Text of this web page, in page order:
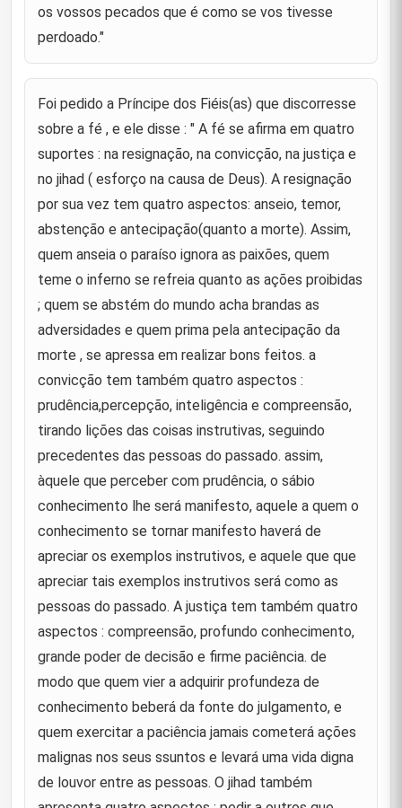
6
"Aquele que se auto-admira atrai muitos oponentes
para si; a caridade é uma cura eficiente; as ações
das pessoas na vida presente estarão diante de
seus olhos n
"Quão maravilhoso é o humano, que fala com
gordura,conversa com um pedaço de carne, ouve
com um osso e respira através de um buraco."
8
"Quando este mundo avança em direção a alguém
(com seus favores), ele lhe atribui o bem do outro,
e quando dele foge, o priva do seu próprio bem."
9
"Tratai as pessoas de maneira tal, que se
morrerdes, chorarão por vós e se viverdes,
ansiarão por estar convosco."
10
"Quando adquirirides poder sobre o vosso
adversário, perdoai-o como agradecimento por
terdes sido capacitado a sobrepujá-lo."
11
"O mais indefeso dos homens é aquele que não
ainda mais indefeso é o que os encontra , mas os
perde."
12
"Quando adquirires pequenos favores , não os
descartes com a ingratidão."
13
próximos é venerado pelos que estão afastados."
14
"(Nem) todos os malfeitores podem ser
reprovados."
15
"Todos os assuntos estão sujeitos ao destino; tanto
que às vezes a morte resulta de um esforço."
16
Foi solicitado a Príncipe dos Fiéis(as) que
(saas):"disfarçai vossa idade avançada ( tingindo os
cabelos) e não tenhais a
17
Príncipe dos Fiéis(as) disse ao se referir ao que se
recusaram a lutar a seu lado : "Eles abandonaram
o que é certo mas não suportaram o que é errado."
os vossos pecados que é como se vos tivesse
perdoado."
Foi pedido a Príncipe dos Fiéis(as) que discorresse
sobre a fé , e ele disse : " A fé se afirma em quatro
suportes : na resignação, na convicção, na justiça e
no jihad ( esforço na causa de Deus). A resignação
por sua vez tem quatro aspectos: anseio, temor,
abstenção e antecipação(quanto a morte). Assim,
quem anseia o paraíso ignora as paixões, quem
teme o inferno se refreia quanto as ações proibidas
; quem se abstém do mundo acha brandas as
adversidades e quem prima pela antecipação da
morte , se apressa em realizar bons feitos. a
convicção tem também quatro aspectos :
prudência,percepção, inteligência e compreensão,
tirando lições das coisas instrutivas, seguindo
precedentes das pessoas do passado. assim,
àquele que perceber com prudência, o sábio
conhecimento lhe será manifesto, aquele a quem o
conhecimento se tornar manifesto haverá de
apreciar os exemplos instrutivos, e aquele que que
apreciar tais exemplos instrutivos será como as
pessoas do passado. A justiça tem também quatro
aspectos : compreensão, profundo conhecimento,
grande poder de decisão e firme paciência. de
modo que quem vier a adquirir profundeza de
conhecimento beberá da fonte do julgamento, e
quem exercitar a paciência jamais cometerá ações
malignas nos seus ssuntos e levará uma vida digna
de louvor entre as pessoas. O jihad também